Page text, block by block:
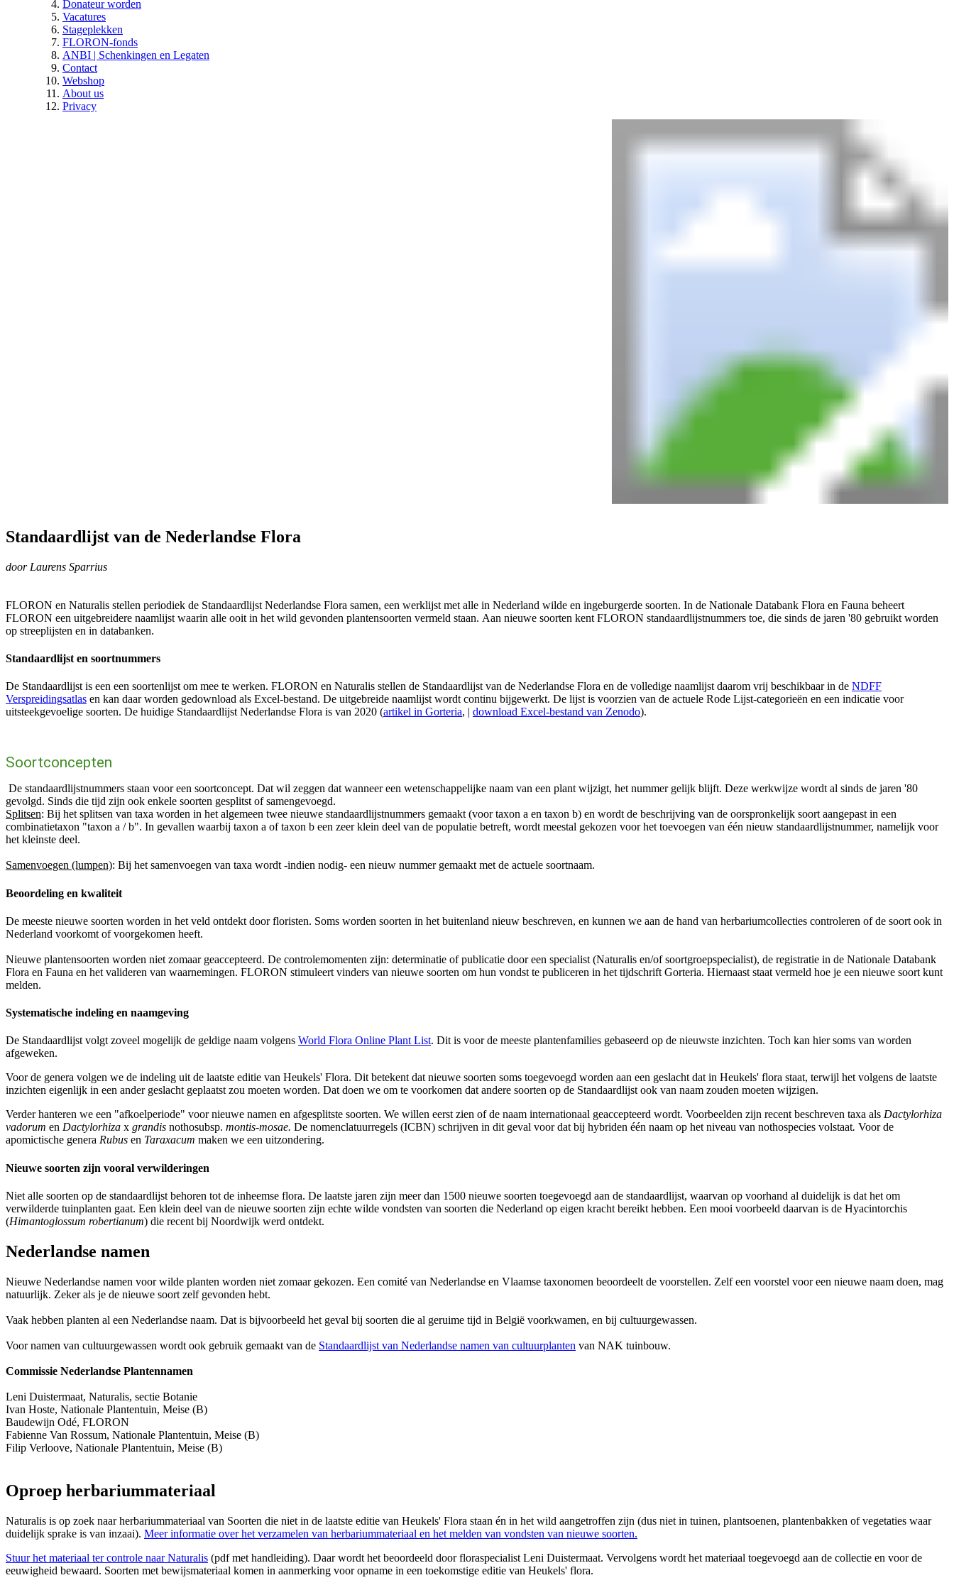
Donateur worden
Vacatures
Stageplekken
FLORON-fonds
ANBI | Schenkingen en Legaten
Contact
Webshop
About us
Privacy
Standaardlijst van de Nederlandse Flora
door Laurens Sparrius
FLORON en Naturalis stellen periodiek de Standaardlijst Nederlandse Flora samen, een werklijst met alle in Nederland wilde en ingeburgerde soorten. In de Nationale Databank Flora en Fauna beheert
FLORON een uitgebreidere naamlijst waarin alle ooit in het wild gevonden plantensoorten vermeld staan. Aan nieuwe soorten kent FLORON standaardlijstnummers toe, die sinds de jaren '80 gebruikt worden
op streeplijsten en in databanken.
Standaardlijst en soortnummers
De Standaardlijst is een een soortenlijst om mee te werken. FLORON en Naturalis stellen de Standaardlijst van de Nederlandse Flora en de volledige naamlijst daarom vrij beschikbaar in de NDFF
Verspreidingsatlas en kan daar worden gedownload als Excel-bestand. De uitgebreide naamlijst wordt continu bijgewerkt. De lijst is voorzien van de actuele Rode Lijst-categorieën en een indicatie voor
uitsteekgevoelige soorten. De huidige Standaardlijst Nederlandse Flora is van 2020 (artikel in Gorteria, | download Excel-bestand van Zenodo).
Soortconcepten
De standaardlijstnummers staan voor een soortconcept. Dat wil zeggen dat wanneer een wetenschappelijke naam van een plant wijzigt, het nummer gelijk blijft. Deze werkwijze wordt al sinds de jaren '80
gevolgd. Sinds die tijd zijn ook enkele soorten gesplitst of samengevoegd.
Splitsen: Bij het splitsen van taxa worden in het algemeen twee nieuwe standaardlijstnummers gemaakt (voor taxon a en taxon b) en wordt de beschrijving van de oorspronkelijk soort aangepast in een
combinatietaxon "taxon a / b". In gevallen waarbij taxon a of taxon b een zeer klein deel van de populatie betreft, wordt meestal gekozen voor het toevoegen van één nieuw standaardlijstnummer, namelijk voor
het kleinste deel.
Samenvoegen (lumpen): Bij het samenvoegen van taxa wordt -indien nodig- een nieuw nummer gemaakt met de actuele soortnaam.
Beoordeling en kwaliteit
De meeste nieuwe soorten worden in het veld ontdekt door floristen. Soms worden soorten in het buitenland nieuw beschreven, en kunnen we aan de hand van herbariumcollecties controleren of de soort ook in
Nederland voorkomt of voorgekomen heeft.
Nieuwe plantensoorten worden niet zomaar geaccepteerd. De controlemomenten zijn: determinatie of publicatie door een specialist (Naturalis en/of soortgroepspecialist), de registratie in de Nationale Databank
Flora en Fauna en het valideren van waarnemingen. FLORON stimuleert vinders van nieuwe soorten om hun vondst te publiceren in het tijdschrift Gorteria. Hiernaast staat vermeld hoe je een nieuwe soort kunt
melden.
Systematische indeling en naamgeving
De Standaardlijst volgt zoveel mogelijk de geldige naam volgens World Flora Online Plant List. Dit is voor de meeste plantenfamilies gebaseerd op de nieuwste inzichten. Toch kan hier soms van worden
afgeweken.
Voor de genera volgen we de indeling uit de laatste editie van Heukels' Flora. Dit betekent dat nieuwe soorten soms toegevoegd worden aan een geslacht dat in Heukels' flora staat, terwijl het volgens de laatste
inzichten eigenlijk in een ander geslacht geplaatst zou moeten worden. Dat doen we om te voorkomen dat andere soorten op de Standaardlijst ook van naam zouden moeten wijzigen.
Verder hanteren we een "afkoelperiode" voor nieuwe namen en afgesplitste soorten. We willen eerst zien of de naam internationaal geaccepteerd wordt. Voorbeelden zijn recent beschreven taxa als Dactylorhiza
vadorum en Dactylorhiza x grandis nothosubsp. montis-mosae. De nomenclatuurregels (ICBN) schrijven in dit geval voor dat bij hybriden één naam op het niveau van nothospecies volstaat. Voor de
apomictische genera Rubus en Taraxacum maken we een uitzondering.
Nieuwe soorten zijn vooral verwilderingen
Niet alle soorten op de standaardlijst behoren tot de inheemse flora. De laatste jaren zijn meer dan 1500 nieuwe soorten toegevoegd aan de standaardlijst, waarvan op voorhand al duidelijk is dat het om
verwilderde tuinplanten gaat. Een klein deel van de nieuwe soorten zijn echte wilde vondsten van soorten die Nederland op eigen kracht bereikt hebben. Een mooi voorbeeld daarvan is de Hyacintorchis
(Himantoglossum robertianum) die recent bij Noordwijk werd ontdekt.
Nederlandse namen
Nieuwe Nederlandse namen voor wilde planten worden niet zomaar gekozen. Een comité van Nederlandse en Vlaamse taxonomen beoordeelt de voorstellen. Zelf een voorstel voor een nieuwe naam doen, mag
natuurlijk. Zeker als je de nieuwe soort zelf gevonden hebt.
Vaak hebben planten al een Nederlandse naam. Dat is bijvoorbeeld het geval bij soorten die al geruime tijd in België voorkwamen, en bij cultuurgewassen.
Voor namen van cultuurgewassen wordt ook gebruik gemaakt van de Standaardlijst van Nederlandse namen van cultuurplanten van NAK tuinbouw.
Commissie Nederlandse Plantennamen
Leni Duistermaat, Naturalis, sectie Botanie
Ivan Hoste, Nationale Plantentuin, Meise (B)
Baudewijn Odé, FLORON
Fabienne Van Rossum, Nationale Plantentuin, Meise (B)
Filip Verloove, Nationale Plantentuin, Meise (B)
Oproep herbariummateriaal
Naturalis is op zoek naar herbariummateriaal van Soorten die niet in de laatste editie van Heukels' Flora staan én in het wild aangetroffen zijn (dus niet in tuinen, plantsoenen, plantenbakken of vegetaties waar
duidelijk sprake is van inzaai). Meer informatie over het verzamelen van herbariummateriaal en het melden van vondsten van nieuwe soorten.
Stuur het materiaal ter controle naar Naturalis (pdf met handleiding). Daar wordt het beoordeeld door floraspecialist Leni Duistermaat. Vervolgens wordt het materiaal toegevoegd aan de collectie en voor de
eeuwigheid bewaard. Soorten met bewijsmateriaal komen in aanmerking voor opname in een toekomstige editie van Heukels' flora.